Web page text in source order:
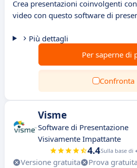
Crea presentazioni coinvolgenti
video con questo software di
Più dettagli
Per saperne di
Confronta
Visme
Software di Presentazione
Visivamente Impattante
4.4Sulla base di
Versione gratuita Prova